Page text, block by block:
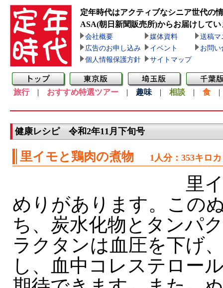
定年時代はアクティブなシニア世代の
ASA(朝日新聞販売所)からお届けしてい
会社概要 媒体資料
送稿マ
広告のお申し込み
イベント
お問い
個人情報保護方針
サイトマップ
旅行| おすすめ特選ツアー | 趣味 | 相談 | 食
健康レシピ 令和2年11月下旬号
里イモと鶏肉の煮物 1人分：353キロ
里イ
めりがあります。この
ち、炭水化物とタンパ
ラクタンは血圧を下げ
し、血中コレステロー